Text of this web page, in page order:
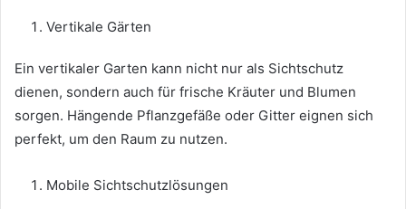
Vertikale Gärten
Ein vertikaler Garten kann nicht nur als Sichtschutz
dienen, sondern auch für frische Kräuter und Blumen
sorgen. Hängende Pflanzgefäße oder Gitter eignen sich
perfekt, um den Raum zu nutzen.
Mobile Sichtschutzlösungen